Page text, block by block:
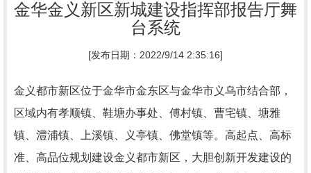
金华金义新区新城建设指挥部报告厅舞
台系统
[发布日期：2022/9/14 2:35:16]
金义都市新区位于金华市金东区与金华市义乌市结合部，
区域内有孝顺镇、鞋塘办事处、傅村镇、曹宅镇、塘雅
镇、澧浦镇、上溪镇、义亭镇、佛堂镇等。高起点、高标
准、高品位规划建设金义都市新区，大胆创新开发建设的